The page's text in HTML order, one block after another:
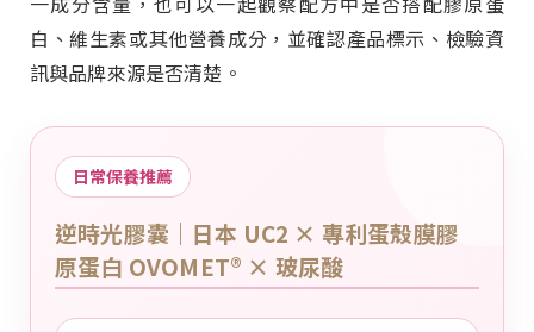
白、維生素或其他營養成分，並確認產品標示、檢驗資
訊與品牌來源是否清楚。
日常保養推薦
逆時光膠囊｜日本 UC2 × 專利蛋殼膜膠
原蛋白 OVOMET® × 玻尿酸